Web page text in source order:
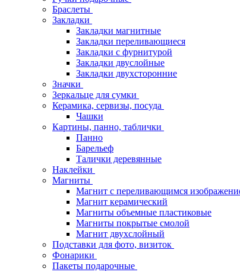
Браслеты
Закладки
Закладки магнитные
Закладки переливающиеся
Закладки с фурнитурой
Закладки двуслойные
Закладки двухсторонние
Значки
Зеркальце для сумки
Керамика, сервизы, посуда
Чашки
Картины, панно, таблички
Панно
Барельеф
Талички деревянные
Наклейки
Магниты
Магнит с переливающимся
Магнит керамический
Магниты объемные пластиковые
Магниты покрытые смолой
Магнит двухслойный
Подставки для фото, визиток
Фонарики
Пакеты подарочные